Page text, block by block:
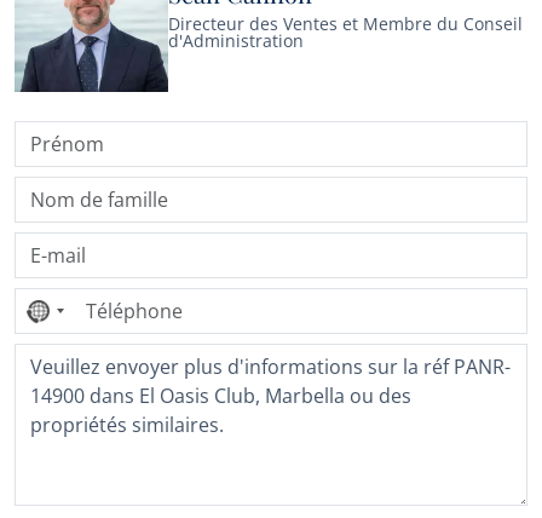
Directeur des Ventes et Membre du Conseil
d'Administration
Aucun
pays
sélectionné